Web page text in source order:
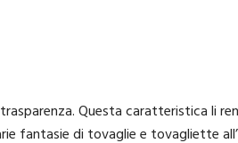
Questa caratteristica li
fantasie di tovaglie e tovagliette